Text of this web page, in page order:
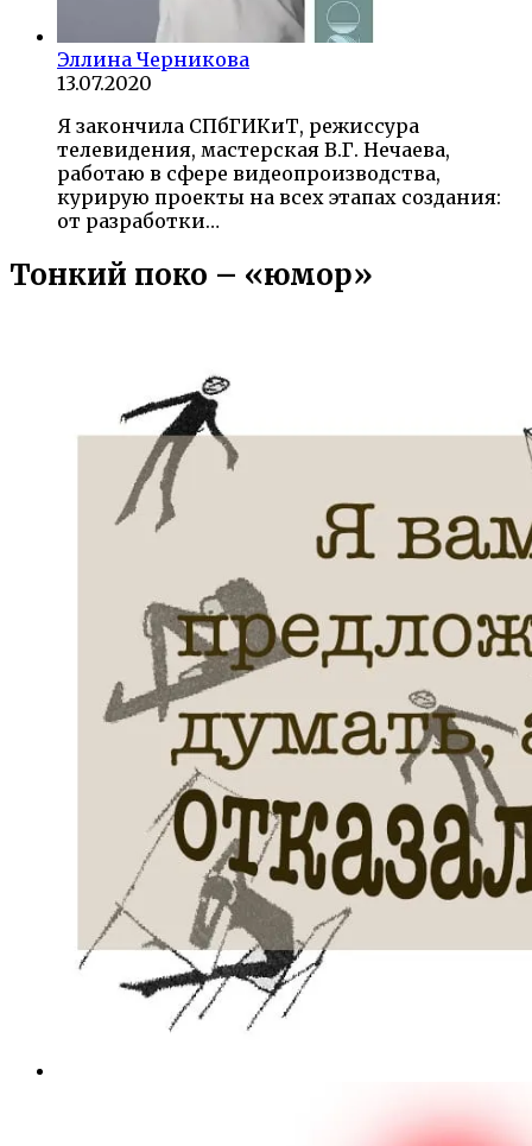
Эллина Черникова
13.07.2020
Я закончила СПбГИКиТ, режиссура
телевидения, мастерская В.Г. Нечаева,
работаю в сфере видеопроизводства,
курирую проекты на всех этапах создания:
от разработки…
Тонкий поко – «юмор»